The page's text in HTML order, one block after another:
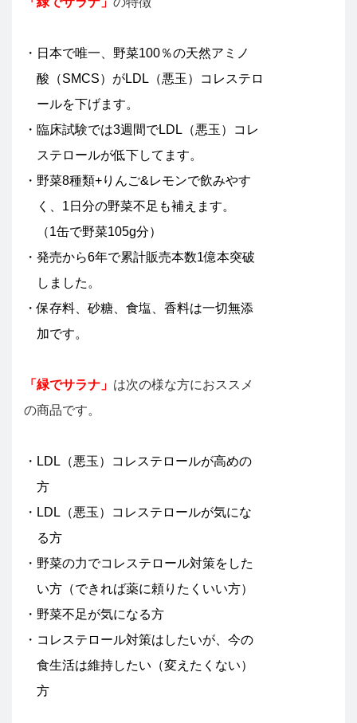
・日本で唯一、野菜100％の天然アミノ
酸（SMCS）がLDL（悪玉）コレステロ
ールを下げます。
・臨床試験では3週間でLDL（悪玉）コレ
ステロールが低下してます。
・野菜8種類+りんご&レモンで飲みやす
く、1日分の野菜不足も補えます。
（1缶で野菜105g分）
・発売から6年で累計販売本数1億本突破
しました。
・保存料、砂糖、食塩、香料は一切無添
加です。
「緑でサラナ」 は次の様な方におススメ
の商品です。
・LDL（悪玉）コレステロールが高めの
方
・LDL（悪玉）コレステロールが気にな
る方
・野菜の力でコレステロール対策をした
い方（できれば薬に頼りたくいい方）
・野菜不足が気になる方
・コレステロール対策はしたいが、今の
食生活は維持したい（変えたくない）
方